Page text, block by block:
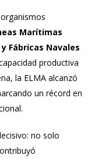
Marítimas
Fábricas Navales
productiva
la ELMA alcanzó
un récord en
no solo